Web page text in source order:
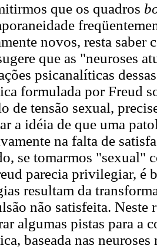
que os quadros
novos, resta saber
que as "neuroses
psicanalíticas
formulada por Freud
de tensão sexual,
a idéia de que uma
na falta de
se tomarmos "sexual"
parecia privilegiar, é
resultam da
não satisfeita. Neste
algumas pistas para a
baseada nas neuroses